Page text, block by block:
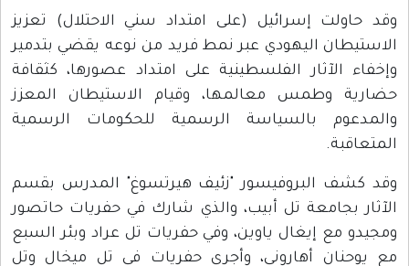
وقد حاولت إسرائيل (على امتداد سني الاحتلال) تعزيز
الاستيطان اليهودي عبر نمط فريد من نوعه يقضي بتدمير
وإخفاء الآثار الفلسطينية على امتداد عصورها، كثقافة
حضارية وطمس معالمها، وقيام الاستيطان المعزز
والمدعوم بالسياسة الرسمية للحكومات الرسمية
المتعاقبة.
وقد كشف البروفيسور "زئيف هيرتسوغ" المدرس بقسم
الآثار بجامعة تل أبيب، والذي شارك في حفريات حاتصور
ومجيدو مع إيغال ياوين، وفي حفريات تل عراد وبئر السبع
مع يوحنان أهاروني، وأجرى حفريات في تل ميخال وتل